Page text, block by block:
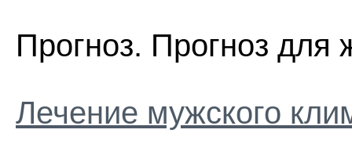
Прогноз. Прогноз для
Лечение мужского